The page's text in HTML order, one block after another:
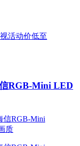
RGB-Mini LED